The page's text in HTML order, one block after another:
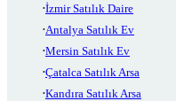
İzmir Satılık Daire
Antalya Satılık Ev
Mersin Satılık Ev
Çatalca Satılık Arsa
Kandıra Satılık Arsa